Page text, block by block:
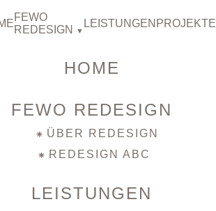
FEWO
REDESIGN
LEISTUNGEN PROJEKTE
HOME
FEWO REDESIGN
ÜBER REDESIGN
REDESIGN ABC
LEISTUNGEN